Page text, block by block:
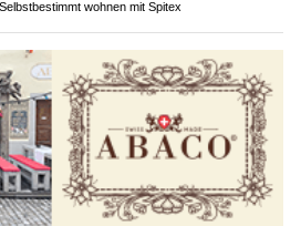
wohnen mit Spitex